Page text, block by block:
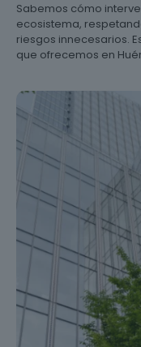
Sabemos cómo
ecosistema,
riesgos innecesarios.
que ofrecemos en